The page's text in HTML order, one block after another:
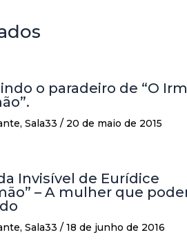
o paradeiro de “O
, Sala33 / 20 de maio de 2015
Invisível de Eurídice
– A mulher que
, Sala33 / 18 de junho de 2016